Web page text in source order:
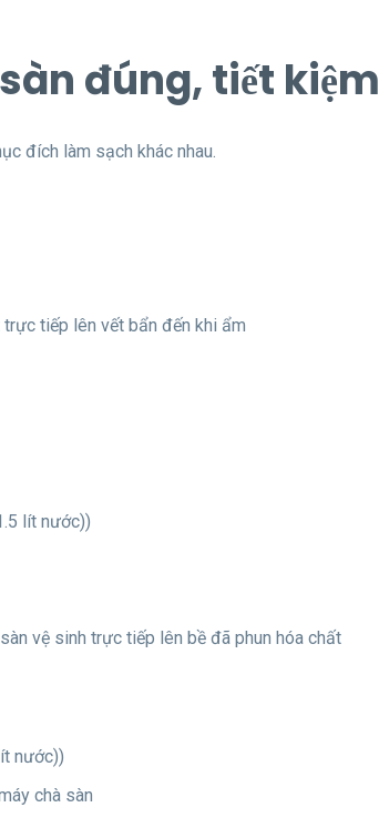
đúng, tiết kiệm
đích làm sạch khác nhau.
tiếp lên vết bẩn đến khi ẩm
lít nước))
vệ sinh trực tiếp lên bề đã phun hóa chất
nước))
chà sàn